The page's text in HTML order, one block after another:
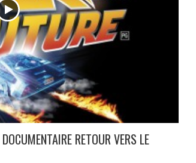
RETOUR VERS LE